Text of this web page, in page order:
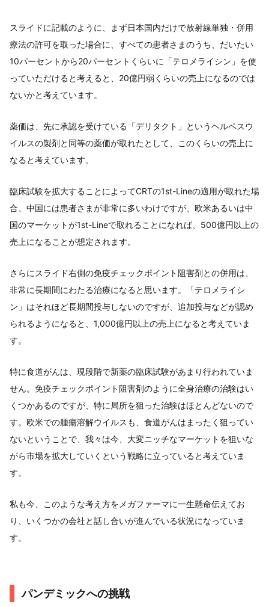
スライドに記載のように、まず日本国内だけで放射線単独・併用
療法の許可を取った場合に、すべての患者さまのうち、だいたい
10パーセントから20パーセントくらいに「テロメライシン」を使
っていただけると考えると、20億円弱くらいの売上になるのでは
ないかと考えています。
薬価は、先に承認を受けている「デリタクト」というヘルペスウ
イルスの製剤と同等の薬価が取れたとして、このくらいの売上に
なると考えています。
臨床試験を拡大することによってCRTの1st-Lineの適用が取れた場
合、中国には患者さまが非常に多いわけですが、欧米あるいは中
国のマーケットが1st-Lineで取れることになれば、500億円以上の
売上になることが想定されます。
さらにスライド右側の免疫チェックポイント阻害剤との併用は、
非常に長期間にわたる治療になると思います。「テロメライシ
ン」はそれほど長期間投与しないのですが、追加投与などが認め
られるようになると、1,000億円以上の売上になると考えていま
す。
特に食道がんは、現段階で新薬の臨床試験があまり行われていま
せん。免疫チェックポイント阻害剤のように全身治療の治験はい
くつかあるのですが、特に局所を狙った治験はほとんどないので
す。欧米での腫瘍溶解ウイルスも、食道がんはまったく狙ってい
ないということで、我々は今、大変ニッチなマーケットを狙いな
がら市場を拡大していくという戦略に立っていると考えていま
す。
私も今、このような考え方をメガファーマに一生懸命伝えてお
り、いくつかの会社と話し合いが進んでいる状況になっていま
す。
パンデミックへの挑戦